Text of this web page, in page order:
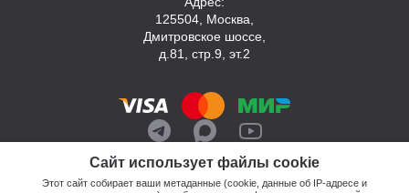
Сайт использует файлы cookie
Этот сайт собирает ваши метаданные (cookie, данные об IP-адресе и
125504, Москва,
Дмитровское шоссе,
д.81, стр.9, эт.2